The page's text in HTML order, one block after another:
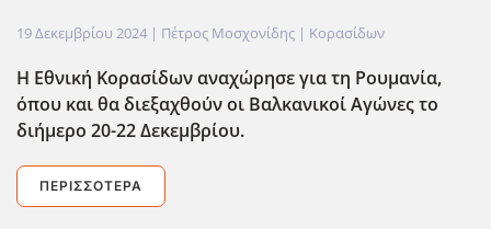
19 Δεκεμβρίου 2024 | Πέτρος Μοσχονίδης | Κορασίδων
Η Εθνική Κορασίδων αναχώρησε για τη Ρουμανία,
όπου και θα διεξαχθούν οι Βαλκανικοί Αγώνες το
διήμερο 20-22 Δεκεμβρίου.
ΠΕΡΙΣΣΌΤΕΡΑ